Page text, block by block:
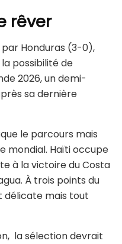
rêver
Honduras (3-0),
possibilité de
2026, un demi-
sa dernière
le parcours mais
mondial. Haïti occupe
à la victoire du Costa
À trois points du
délicate mais tout
la sélection devrait